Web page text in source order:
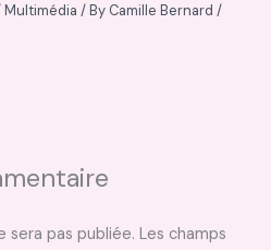
Multimédia / By Camille Bernard/
sera pas publiée. Les champs